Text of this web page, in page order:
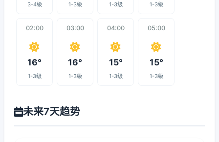
3-4级 1-3级 1-3级 1-3级
02:00
16°
1-3级
03:00
16°
1-3级
04:00
15°
1-3级
05:00
15°
1-3级
未来7天趋势